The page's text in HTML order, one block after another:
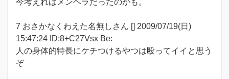
今考えればメンヘラだったのかも。
7 おさかなくわえた名無しさん [] 2009/07/19(日)
15:47:24 ID:8+C27Vsx Be:
人の身体的特長にケチつけるやつは殴ってイイと思う
ぞ